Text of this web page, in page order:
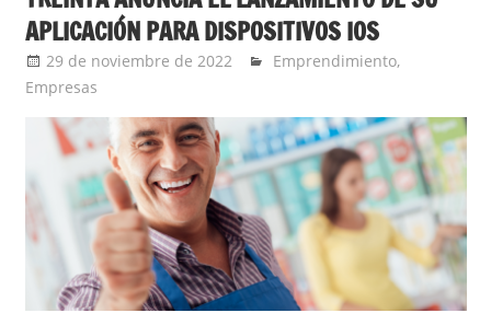
APLICACIÓN PARA DISPOSITIVOS IOS
29 de noviembre de 2022 Ernesto Herrera
Emprendimiento,
Empresas